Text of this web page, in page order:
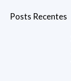
Posts Recentes